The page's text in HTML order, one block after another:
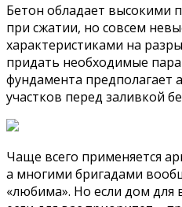
Бетон обладает высокими
при сжатии, но совсем
характеристиками на
придать необходимые
фундамента
участков перед заливкой
Чаще всего применяется
а многими бригадами
«любима». Но если дом для